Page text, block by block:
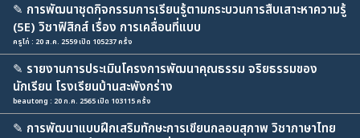
✎ การพัฒนาชุดกิจกรรมการเรียนรู้ตามกระบวนการสืบเสาะหาความรู้
(5E) วิชาฟิสิกส์ เรื่อง การเคลื่อนที่แบบ
ครูไก่ : 20 ส.ค. 2559 เปิด 105237 ครั้ง
✎ รายงานการประเมินโครงการพัฒนาคุณธรรม จริยธรรมของ
นักเรียน โรงเรียนบ้านสะพังกร่าง
beautong : 20 ก.ค. 2565 เปิด 103115 ครั้ง
✎ การพัฒนาแบบฝึกเสริมทักษะการเขียนกลอนสุภาพ วิชาภาษาไทย